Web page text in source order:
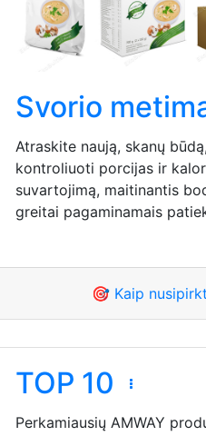
Svorio
Atraskite naują, skanų
kontroliuoti porcijas ir
suvartojimą, maitinantis
greitai pagaminamais
🎯 Kaip
TOP 10
Perkamiausių AMWAY